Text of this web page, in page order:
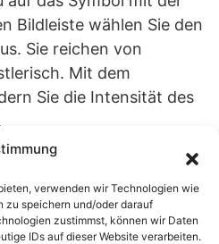
Bildleiste wählen Sie den
Sie reichen von
Mit dem
Sie die Intensität des
verwenden wir Technologien wie
zu speichern und/oder darauf
zustimmst, können wir Daten
IDs auf dieser Website verarbeiten.